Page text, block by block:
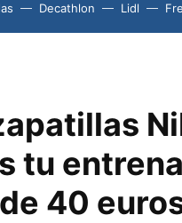
Decathlon Lidl
tu
40